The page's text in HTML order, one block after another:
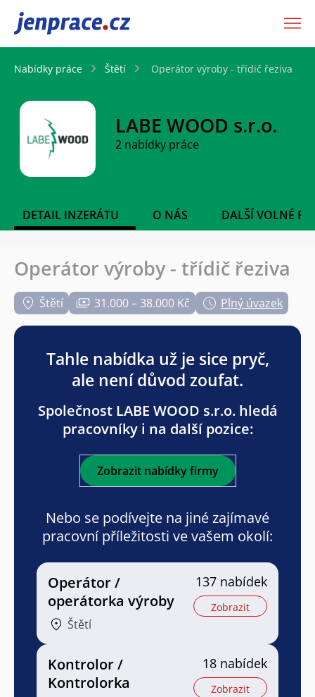
JenPráce.cz
Nabídky práce Štětí Operátor výroby - třídič řeziva
LABE WOOD s.r.o.
2 nabídky práce
DETAIL INZERÁTU O NÁS DALŠÍ VOLNÉ
Operátor výroby - třídič řeziva
Štětí 31.000 – 38.000 Kč Plný úvazek
Tahle nabídka už je sice pryč,
ale není důvod zoufat.
Společnost LABE WOOD s.r.o. hledá
pracovníky i na další pozice:
Zobrazit nabídky firmy
Nebo se podívejte na jiné zajímavé
pracovní příležitosti ve vašem okolí:
Operátor /
operátorka výroby
Štětí
137 nabídek
Zobrazit
Kontrolor /
Kontrolorka
18 nabídek
Zobrazit